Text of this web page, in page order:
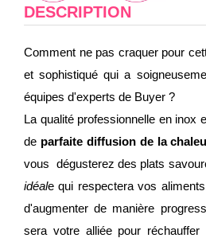
DESCRIPTION
Comment ne pas craquer pour
et sophistiqué qui a
équipes d'experts de Buyer ?
La qualité professionnelle en inox
de parfaite diffusion de la
vous dégusterez des plats
idéale qui respectera vos
d'augmenter de manière
sera votre alliée pour réchauffer